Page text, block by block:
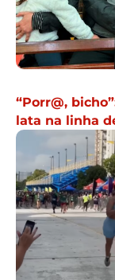
“Porr@,
lata na linha